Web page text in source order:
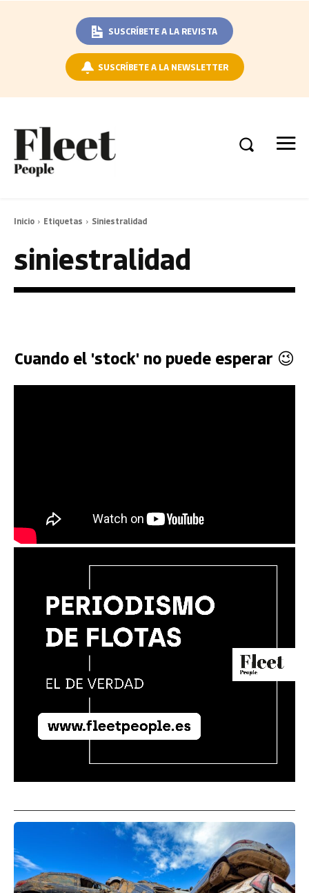
SUSCRÍBETE A LA REVISTA
SUSCRÍBETE A LA NEWSLETTER
Inicio Etiquetas Siniestralidad
siniestralidad
Cuando el 'stock' no puede esperar 😉